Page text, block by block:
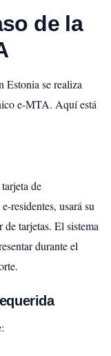
de la
Estonia se realiza
e-MTA. Aquí está
de
residentes, usará su
tarjetas. El sistema
durante el